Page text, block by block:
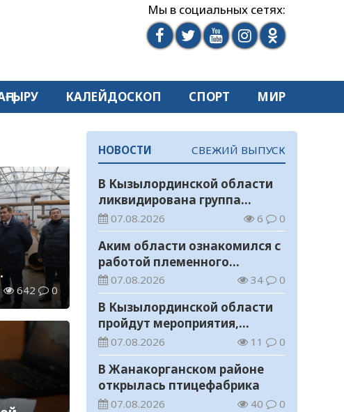
Мы в социальных сетях:
КАЛЕЙДОСКОП СПОРТ МИР
642 0
НОВОСТИ СВЕЖИЙ ВЫПУСК
В Кызылординской области
ликвидирована группа
нелегальных добытчиков
золота
07.08.2026 6 0
Аким области ознакомился с
работой племенного
хозяйства в Жанакорганском
районе
07.08.2026 34 0
В Кызылординской области
пройдут мероприятия,
посвященные
Международному дню
молодежи
07.08.2026 11 0
В Жанакорганском районе
открылась птицефабрика
07.08.2026 40 0